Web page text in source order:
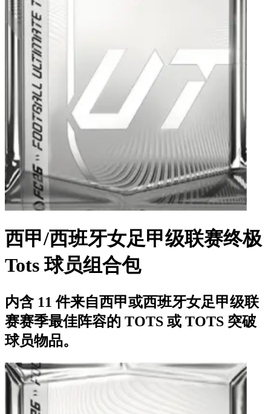
西甲/西班牙女足甲级联赛终极
Tots 球员组合包
内含 11 件来自西甲或西班牙女足甲级联
赛赛季最佳阵容的 TOTS 或 TOTS 突破
球员物品。